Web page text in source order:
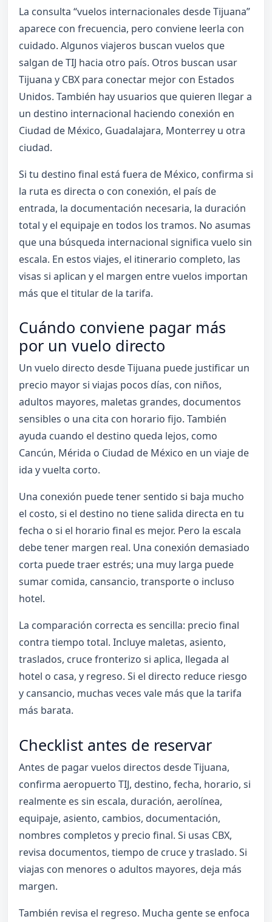
La consulta “vuelos internacionales desde Tijuana”
aparece con frecuencia, pero conviene leerla con
cuidado. Algunos viajeros buscan vuelos que
salgan de TIJ hacia otro país. Otros buscan usar
Tijuana y CBX para conectar mejor con Estados
Unidos. También hay usuarios que quieren llegar a
un destino internacional haciendo conexión en
Ciudad de México, Guadalajara, Monterrey u otra
ciudad.
Si tu destino final está fuera de México, confirma si
la ruta es directa o con conexión, el país de
entrada, la documentación necesaria, la duración
total y el equipaje en todos los tramos. No asumas
que una búsqueda internacional significa vuelo sin
escala. En estos viajes, el itinerario completo, las
visas si aplican y el margen entre vuelos importan
más que el titular de la tarifa.
Cuándo conviene pagar más
por un vuelo directo
Un vuelo directo desde Tijuana puede justificar un
precio mayor si viajas pocos días, con niños,
adultos mayores, maletas grandes, documentos
sensibles o una cita con horario fijo. También
ayuda cuando el destino queda lejos, como
Cancún, Mérida o Ciudad de México en un viaje de
ida y vuelta corto.
Una conexión puede tener sentido si baja mucho
el costo, si el destino no tiene salida directa en tu
fecha o si el horario final es mejor. Pero la escala
debe tener margen real. Una conexión demasiado
corta puede traer estrés; una muy larga puede
sumar comida, cansancio, transporte o incluso
hotel.
La comparación correcta es sencilla: precio final
contra tiempo total. Incluye maletas, asiento,
traslados, cruce fronterizo si aplica, llegada al
hotel o casa, y regreso. Si el directo reduce riesgo
y cansancio, muchas veces vale más que la tarifa
más barata.
Checklist antes de reservar
Antes de pagar vuelos directos desde Tijuana,
confirma aeropuerto TIJ, destino, fecha, horario, si
realmente es sin escala, duración, aerolínea,
equipaje, asiento, cambios, documentación,
nombres completos y precio final. Si usas CBX,
revisa documentos, tiempo de cruce y traslado. Si
viajas con menores o adultos mayores, deja más
margen.
También revisa el regreso. Mucha gente se enfoca